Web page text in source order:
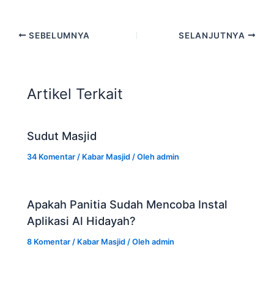
SEBELUMNYA SELANJUTNYA
Artikel Terkait
Sudut Masjid
34 Komentar / Kabar Masjid / Olehadmin
Apakah Panitia Sudah Mencoba Instal
Aplikasi Al Hidayah?
8 Komentar / Kabar Masjid / Olehadmin